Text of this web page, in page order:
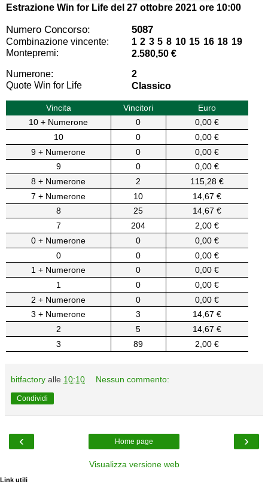
Estrazione Win for Life del 27 ottobre 2021 ore 10:00
Numero Concorso: 5087
Combinazione vincente:
1 2 3 5 8 10 15 16 18 19
Montepremi:
2.580,50 €
Numerone:
2
Quote Win for Life
Classico
Vincita Vincitori
Euro
10 + Numerone
0
0,00 €
10
0
0,00 €
9 + Numerone
0
0,00 €
9
0
0,00 €
8 + Numerone
2
115,28 €
7 + Numerone
10
14,67 €
8
25
14,67 €
7
204
2,00 €
0 + Numerone
0
0,00 €
0
0
0,00 €
1 + Numerone
0
0,00 €
1
0
0,00 €
2 + Numerone
0
0,00 €
3 + Numerone
3
14,67 €
2
5
14,67 €
3
89 2,00 €
bitfactory alle 10:10 Nessun commento:
Condividi
‹ ›
Home page
Visualizza versione web
Link utili